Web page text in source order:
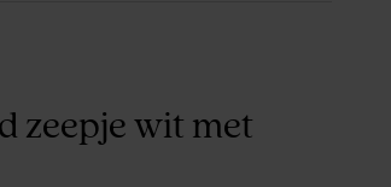
zeepje wit met